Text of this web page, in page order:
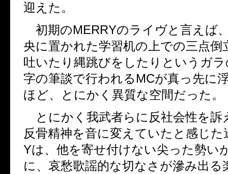
迎えた。
初期のMERRYのライヴと言えば
央に置かれた学習机の上での三点倒
吐いたり縄跳びをしたりというガ
字の筆談で行われる MCが真っ先に
ほど、とにかく異質な空間だった。
とにかく我武者らに反社会性を訴
反骨精神を音に変えていたと感じた
Yは、他を寄せ付けない尖った勢い
に、哀愁歌謡的な切なさが滲み出る